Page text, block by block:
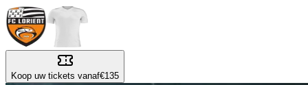
Koop uw tickets vanaf€135